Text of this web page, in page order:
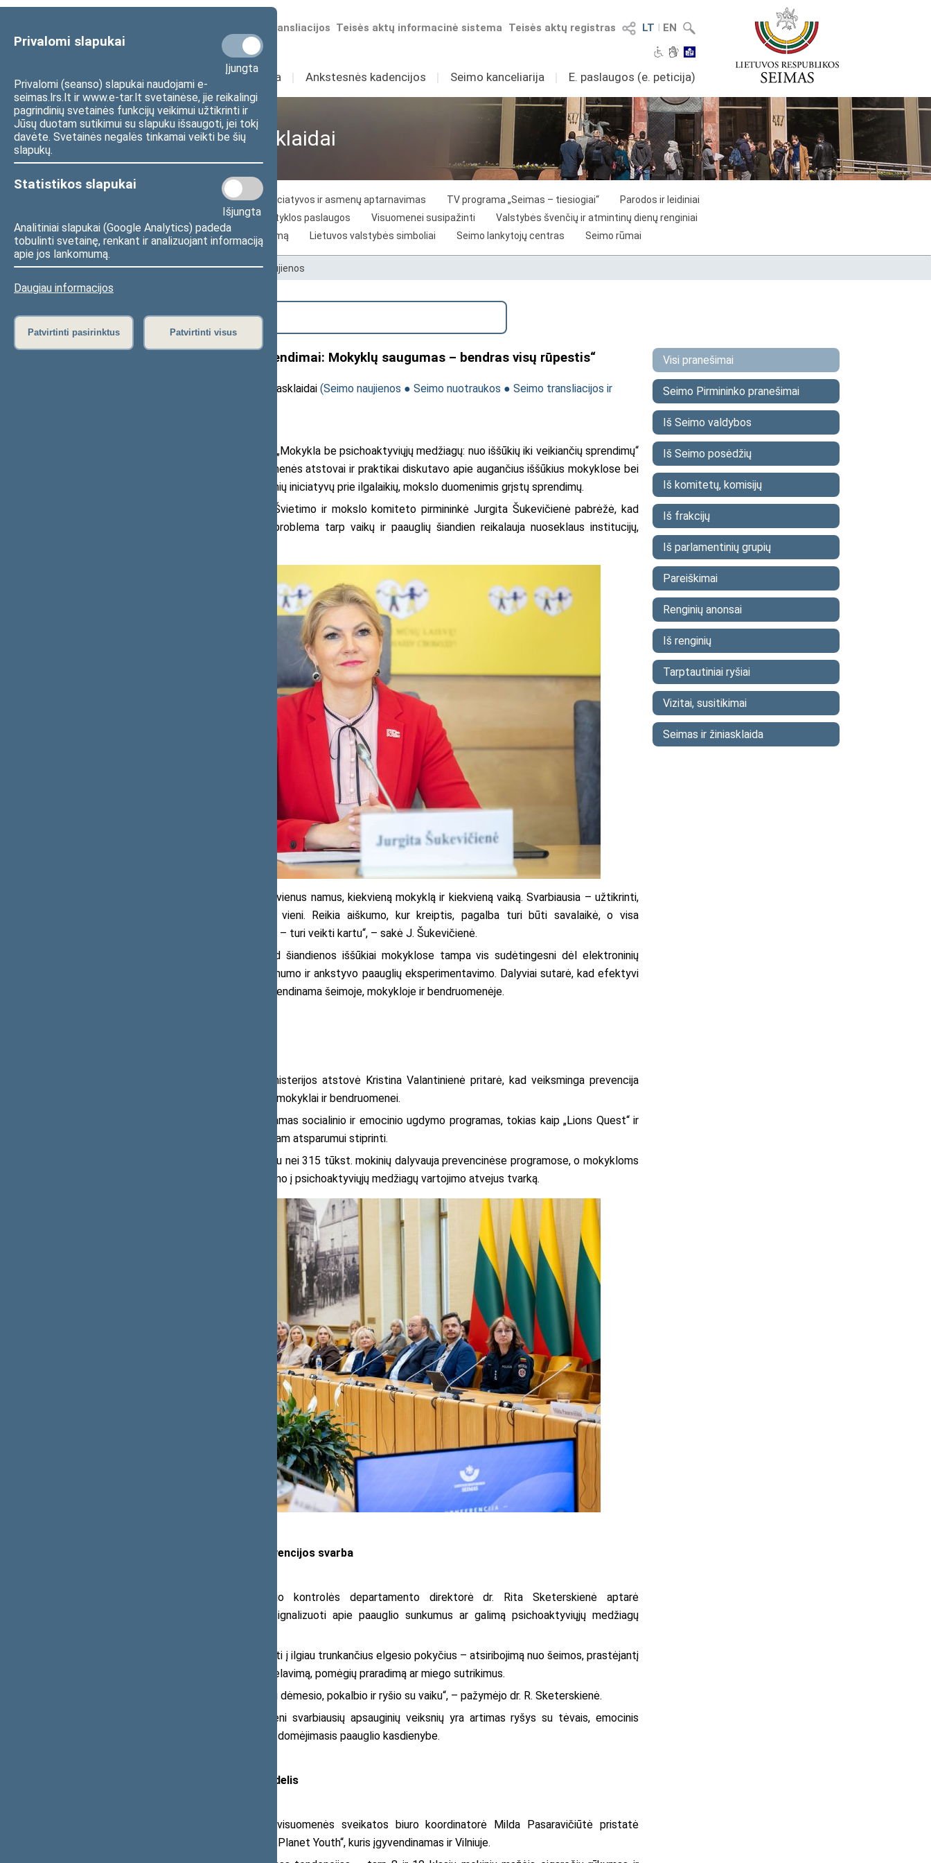
Privalomi slapukai
Įjungta
Privalomi (seanso) slapukai naudojami e-
seimas.lrs.lt ir www.e-tar.lt svetainėse, jie reikalingi
pagrindinių svetainės funkcijų veikimui užtikrinti ir
Jūsų duotam sutikimui su slapuku išsaugoti, jei tokį
davėte. Svetainės negalės tinkamai veikti be šių
slapukų.
Statistikos slapukai
Išjungta
Analitiniai slapukai (Google Analytics) padeda
tobulinti svetainę, renkant ir analizuojant informaciją
apie jos lankomumą.
Daugiau informacijos
Patvirtinti pasirinktus Patvirtinti visus
LT I EN
Teisės aktų registras
Teisės aktų informacinė sistema
Numatomos transliacijos
Sudėtis Veikla I Ankstesnės kadencijos I Seimo kanceliarija I E. paslaugos (e. peticija)
Visuomenei ir žiniasklaidai
Piliečių iniciatyvos ir asmenų aptarnavimas TV programa „Seimas – tiesiogiai“
Parodos ir leidiniai
Seimo skaityklos paslaugos Visuomenei susipažinti
Valstybės švenčių ir atmintinų dienų renginiai
Kelias į Lietuvos nepriklausomybės atkūrimą
Lietuvos valstybės simboliai Seimo lankytojų centras Seimo rūmai
Pradžia>Visuomenei ir žiniasklaidai>Naujienos
Išplėstinė paieška
ŠMK pranešimas: „Aptarti sprendimai: Mokyklų saugumas – bendras visų rūpestis“
žės 15 d. pranešimas žiniasklaidai (Seimo naujienos ● Seimo nuotraukos ● Seimo transliacijos ir
Seime vykusioje konferencijoje „Mokykla be psichoaktyviųjų medžiagų: nuo iššūkių iki veikiančių sprendimų“
politikai, ekspertai, švietimo bendruomenės atstovai ir praktikai diskutavo apie augančius iššūkius mokyklose bei
būtinybę pereiti nuo pavienių prevencinių iniciatyvų prie ilgalaikių, mokslo duomenimis grįstų sprendimų.
Konferenciją inicijavusi Seimo Švietimo ir mokslo komiteto pirmininkė Jurgita Šukevičienė pabrėžė, kad
psichoaktyviųjų medžiagų vartojimo problema tarp vaikų ir paauglių šiandien reikalauja nuoseklaus institucijų,
„Tai klausimas, paliečiantis kiekvienus namus, kiekvieną mokyklą ir kiekvieną vaiką. Svarbiausia – užtikrinti,
kad nei mokyklos, nei tėvai neliktų vieni. Reikia aiškumo, kur kreiptis, pagalba turi būti savalaikė, o visa
bendruomenė – mokykla, tėvai ir vaikai – turi veikti kartu“, – sakė J. Šukevičienė.
Konferencijoje akcentuota, kad šiandienos iššūkiai mokyklose tampa vis sudėtingesni dėl elektroninių
cigarečių, narkotinių medžiagų prieinamumo ir ankstyvo paauglių eksperimentavimo. Dalyviai sutarė, kad efektyvi
prevencija gali veikti tik tada, kai ji įgyvendinama šeimoje, mokykloje ir bendruomenėje.
Švietimo, mokslo ir sporto ministerijos atstovė Kristina Valantinienė pritarė, kad veiksminga prevencija
įmanoma tik bendradarbiaujant šeimai, mokyklai ir bendruomenei.
Ji pristatė Lietuvoje įgyvendinamas socialinio ir emocinio ugdymo programas, tokias kaip „Lions Quest“ ir
„Zipio draugai“, skirtas mokinių emociniam atsparumui stiprinti.
Ministerijos duomenimis, daugiau nei 315 tūkst. mokinių dalyvauja prevencinėse programose, o mokykloms
numatyta pareiga turėti aiškią reagavimo į psichoaktyviųjų medžiagų vartojimo atvejus tvarką.
Rizikos ženklai ir ankstyvosios prevencijos svarba
Narkotikų, tabako ir alkoholio kontrolės departamento direktorė dr. Rita Sketerskienė aptarė
ankstyvuosius požymius, kurie gali signalizuoti apie paauglio sunkumus ar galimą psichoaktyviųjų medžiagų
Pasak jos, dėmesį verta atkreipti į ilgiau trunkančius elgesio pokyčius – atsiribojimą nuo šeimos, prastėjantį
pažangumą, pasikeitusį draugų ratą, melavimą, pomėgių praradimą ar miego sutrikimus.
„Šie ženklai rodo poreikį daugiau dėmesio, pokalbio ir ryšio su vaiku“, – pažymėjo dr. R. Sketerskienė.
Ji taip pat akcentavo, kad vieni svarbiausių apsauginių veiksnių yra artimas ryšys su tėvais, emocinis
palaikymas, bendras laikas ir nuoširdus domėjimasis paauglio kasdienybe.
Vilniaus patirtis: „Planet Youth“ modelis
Vilniaus miesto savivaldybės visuomenės sveikatos biuro koordinatorė Milda Pasaravičiūtė pristatė
Islandijoje sukurtą prevencijos modelį „Planet Youth“, kuris įgyvendinamas ir Vilniuje.
Visi pranešimai
Seimo Pirmininko pranešimai
Iš Seimo valdybos
Iš Seimo posėdžių
Iš komitetų, komisijų
Iš frakcijų
Iš parlamentinių grupių
Pareiškimai
Renginių anonsai
Iš renginių
Tarptautiniai ryšiai
Vizitai, susitikimai
Seimas ir žiniasklaida